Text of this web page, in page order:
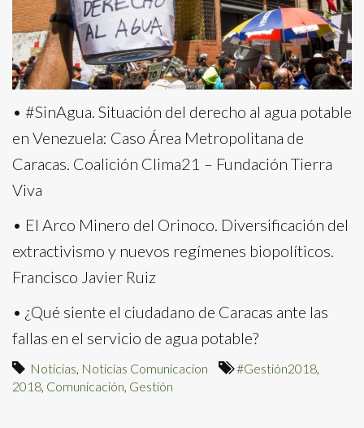
• #SinAgua. Situación del derecho al agua potable
en Venezuela: Caso Área Metropolitana de
Caracas. Coalición Clima21 – Fundación Tierra
Viva
• El Arco Minero del Orinoco. Diversificación del
extractivismo y nuevos regímenes biopolíticos.
Francisco Javier Ruiz
• ¿Qué siente el ciudadano de Caracas ante las
fallas en el servicio de agua potable?
Noticias, Noticias Comunicacion #Gestión2018,
2018, Comunicación, Gestión